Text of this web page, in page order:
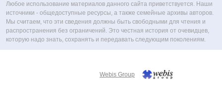
Любое использование материалов данного сайта приветствуется. Наши
источники - общедоступные ресурсы, а также семейные архивы авторов.
Мы считаем, что эти сведения должны быть свободными для чтения и
распространения без ограничений. Это честная история от очевидцев,
которую надо знать, сохранять и передавать следующим поколениям.
Webis Group